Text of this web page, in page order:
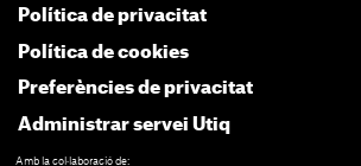
Política de privacitat
Política de cookies
Preferències de privacitat
Administrar servei Utiq
Amb la col·laboració de: